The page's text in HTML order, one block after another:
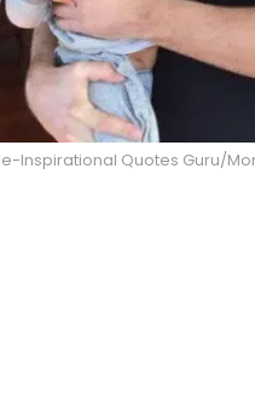
Quotes Guru/